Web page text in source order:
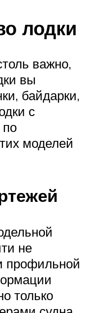
лодки
важно,
вы
байдарки,
с
по
моделей
не
профильной
только